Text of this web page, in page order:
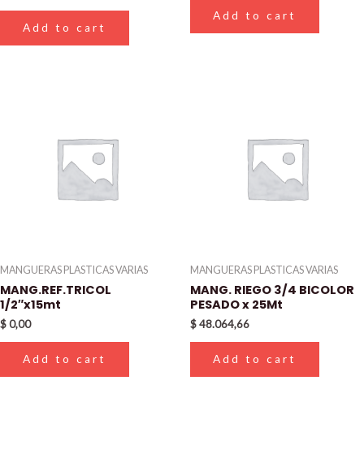
Add to cart
Add to cart
MANGUERAS PLASTICAS VARIAS
MANG.REF.TRICOL
1/2″x15mt
$0,00
Add to cart
MANGUERAS PLASTICAS VARIAS
MANG. RIEGO 3/4 BICOLOR
PESADO x 25Mt
$48.064,66
Add to cart